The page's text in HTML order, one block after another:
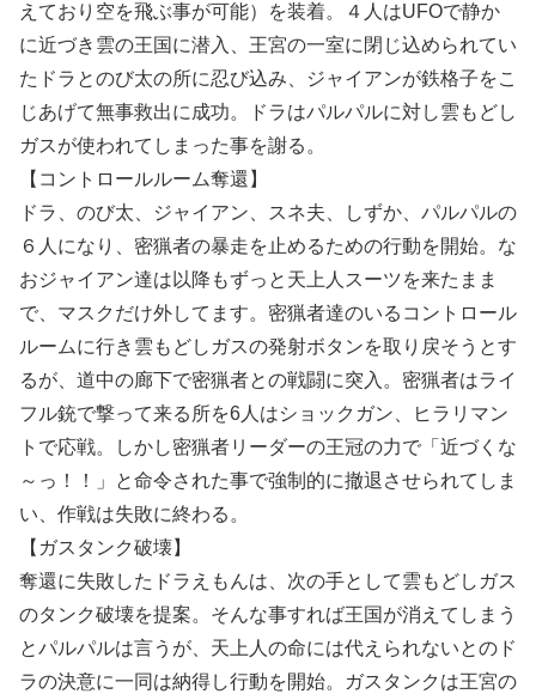
えており空を飛ぶ事が可能）を装着。４人はUFOで静か
に近づき雲の王国に潜入、王宮の一室に閉じ込められてい
たドラとのび太の所に忍び込み、ジャイアンが鉄格子をこ
じあげて無事救出に成功。ドラはパルパルに対し雲もどし
ガスが使われてしまった事を謝る。
【コントロールルーム奪還】
ドラ、のび太、ジャイアン、スネ夫、しずか、パルパルの
６人になり、密猟者の暴走を止めるための行動を開始。な
おジャイアン達は以降もずっと天上人スーツを来たまま
で、マスクだけ外してます。密猟者達のいるコントロール
ルームに行き雲もどしガスの発射ボタンを取り戻そうとす
るが、道中の廊下で密猟者との戦闘に突入。密猟者はライ
フル銃で撃って来る所を6人はショックガン、ヒラリマン
トで応戦。しかし密猟者リーダーの王冠の力で「近づくな
～っ！！」と命令された事で強制的に撤退させられてしま
い、作戦は失敗に終わる。
【ガスタンク破壊】
奪還に失敗したドラえもんは、次の手として雲もどしガス
のタンク破壊を提案。そんな事すれば王国が消えてしまう
とパルパルは言うが、天上人の命には代えられないとのド
ラの決意に一同は納得し行動を開始。ガスタンクは王宮の